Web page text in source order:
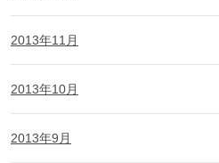
2013年11月
2013年10月
2013年9月